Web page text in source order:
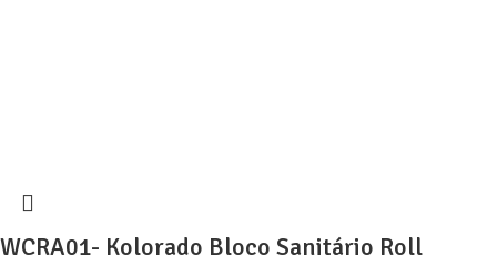
WCRA01- Kolorado Bloco Sanitário Roll